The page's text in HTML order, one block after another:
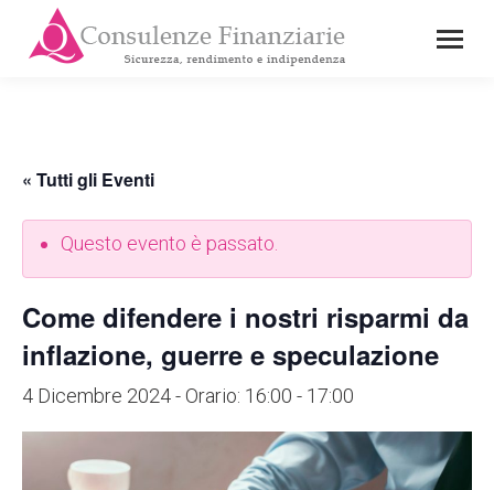
« Tutti gli Eventi
Questo evento è passato.
Come difendere i nostri risparmi da
inflazione, guerre e speculazione
4 Dicembre 2024 - Orario: 16:00 - 17:00